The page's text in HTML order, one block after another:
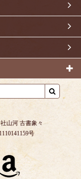
社山河 古書象々
号